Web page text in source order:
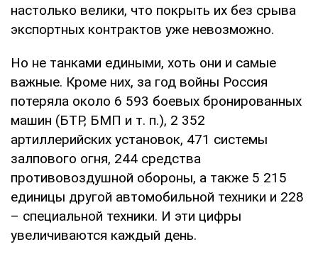
настолько велики, что покрыть их без срыва
экспортных контрактов уже невозможно.
Но не танками едиными, хоть они и самые
важные. Кроме них, за год войны Россия
потеряла около 6 593 боевых бронированных
машин (БТР, БМП и т. п.), 2 352
артиллерийских установок, 471 системы
залпового огня, 244 средства
противовоздушной обороны, а также 5 215
единицы другой автомобильной техники и 228
– специальной техники. И эти цифры
увеличиваются каждый день.